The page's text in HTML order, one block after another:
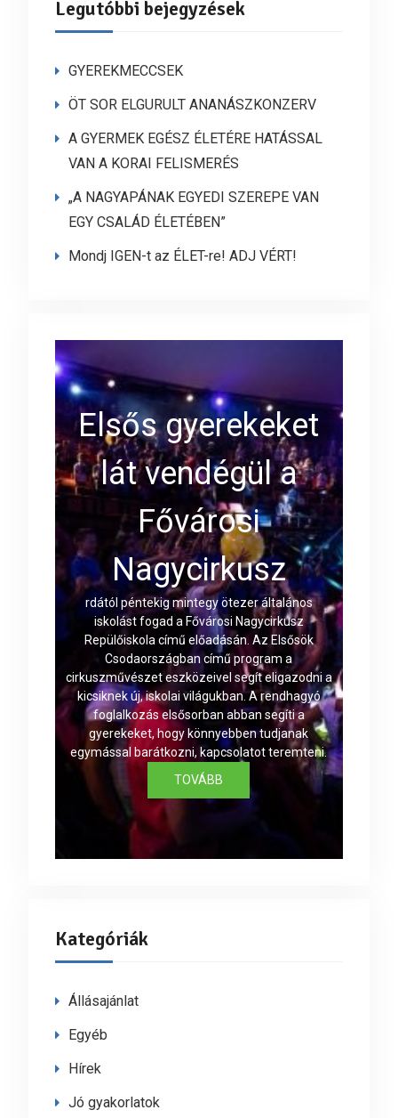
Legutóbbi bejegyzések
GYEREKMECCSEK
ÖT SOR ELGURULT ANANÁSZKONZERV
A GYERMEK EGÉSZ ÉLETÉRE HATÁSSAL
VAN A KORAI FELISMERÉS
„A NAGYAPÁNAK EGYEDI SZEREPE VAN
EGY CSALÁD ÉLETÉBEN”
Mondj IGEN-t az ÉLET-re! ADJ VÉRT!
Elsős gyerekeket
lát vendégül a
Fővárosi
Nagycirkusz
rdától péntekig mintegy ötezer általános
iskolást fogad a Fővárosi Nagycirkusz
Repülőiskola című előadásán. Az Elsősök
Csodaországban című program a
cirkuszművészet eszközeivel segít eligazodni a
kicsiknek új, iskolai világukban. A rendhagyó
foglalkozás elsősorban abban segíti a
gyerekeket, hogy könnyebben tudjanak
egymással barátkozni, kapcsolatot teremteni.
TOVÁBB
Kategóriák
Állásajánlat
Egyéb
Hírek
Jó gyakorlatok